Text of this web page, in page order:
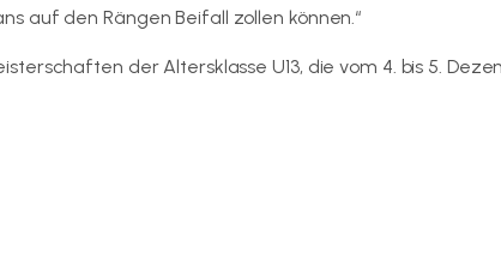
auf den Rängen Beifall zollen können.“
der Altersklasse U13, die vom 4. bis 5.